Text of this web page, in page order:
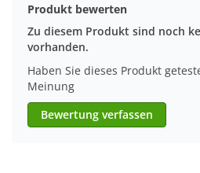
Produkt bewerten
Zu diesem Produkt sind noch
vorhanden.
Haben Sie dieses Produkt
Meinung
Bewertung verfassen